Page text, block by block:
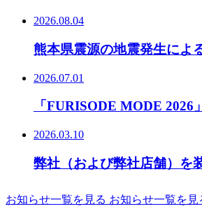
2026.08.04
熊本県震源の地震発生によ
2026.07.01
「FURISODE MODE 2026
2026.03.10
弊社（および弊社店舗）を
お知らせ一覧を見る お知らせ一覧を見